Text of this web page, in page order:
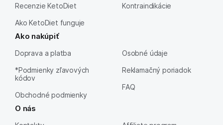
Recenzie KetoDiet
Ako KetoDiet funguje
Kontraindikácie
Ako nakúpiť
Doprava a platba
*Podmienky zľavových
kódov
Obchodné podmienky
Osobné údaje
Reklamačný poriadok
FAQ
O nás